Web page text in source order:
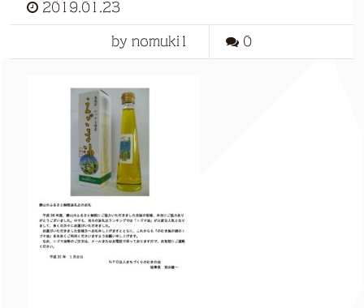
2019.01.23
by nomuki1 0